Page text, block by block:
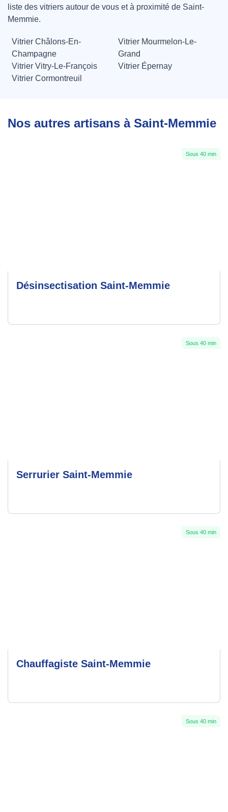
liste des vitriers autour de vous et à proximité de Saint-
Memmie.
Vitrier Châlons-En-
Champagne
Vitrier Mourmelon-Le-
Grand
Vitrier Vitry-Le-François
Vitrier Épernay
Vitrier Cormontreuil
Nos autres artisans à Saint-Memmie
Sous 40 min
Désinsectisation Saint-Memmie
Sous 40 min
Serrurier Saint-Memmie
Sous 40 min
Chauffagiste Saint-Memmie
Sous 40 min